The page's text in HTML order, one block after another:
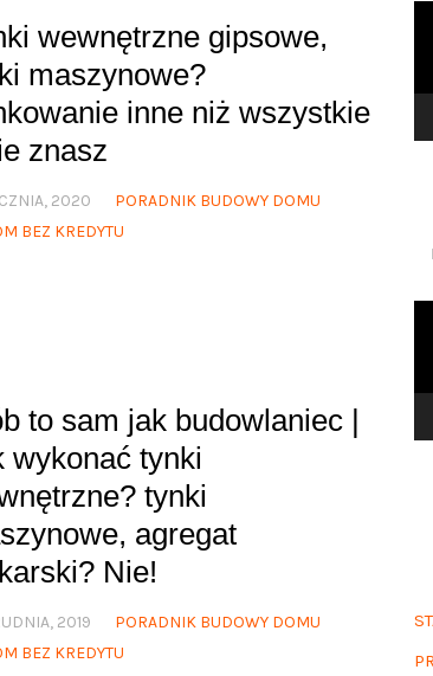
wewnętrzne gipsowe,
maszynowe?
inne niż wszystkie
znasz
2020
PORADNIK BUDOWY DOMU
BEZ KREDYTU
to sam jak budowlaniec |
wykonać tynki
tynki
agregat
Nie!
2019
PORADNIK BUDOWY DOMU
BEZ KREDYTU